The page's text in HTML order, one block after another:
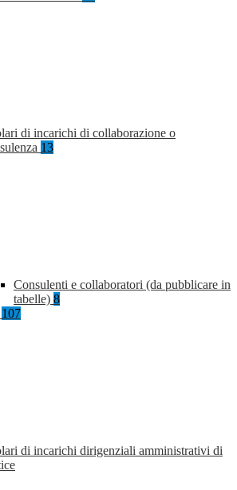
di incarichi di collaborazione o
13
Consulenti e collaboratori (da pubblicare in
tabelle) 8
107
di incarichi dirigenziali amministrativi di